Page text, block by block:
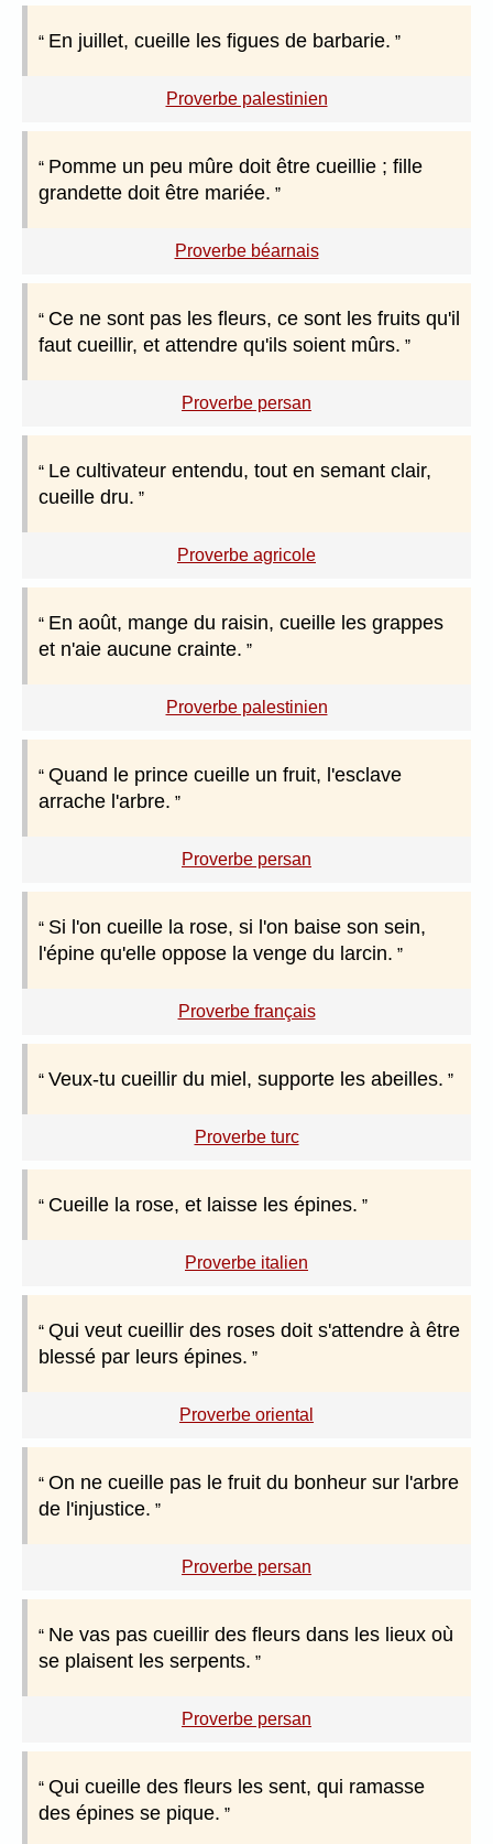
En juillet, cueille les figues de barbarie.
Proverbe palestinien
Pomme un peu mûre doit être cueillie ; fille
grandette doit être mariée.
Proverbe béarnais
Ce ne sont pas les fleurs, ce sont les fruits qu'il
faut cueillir, et attendre qu'ils soient mûrs.
Proverbe persan
Le cultivateur entendu, tout en semant clair,
cueille dru.
Proverbe agricole
En août, mange du raisin, cueille les grappes
et n'aie aucune crainte.
Proverbe palestinien
Quand le prince cueille un fruit, l'esclave
arrache l'arbre.
Proverbe persan
Si l'on cueille la rose, si l'on baise son sein,
l'épine qu'elle oppose la venge du larcin.
Proverbe français
Veux-tu cueillir du miel, supporte les abeilles.
Proverbe turc
Cueille la rose, et laisse les épines.
Proverbe italien
Qui veut cueillir des roses doit s'attendre à être
blessé par leurs épines.
Proverbe oriental
On ne cueille pas le fruit du bonheur sur l'arbre
de l'injustice.
Proverbe persan
Ne vas pas cueillir des fleurs dans les lieux où
se plaisent les serpents.
Proverbe persan
Qui cueille des fleurs les sent, qui ramasse
des épines se pique.